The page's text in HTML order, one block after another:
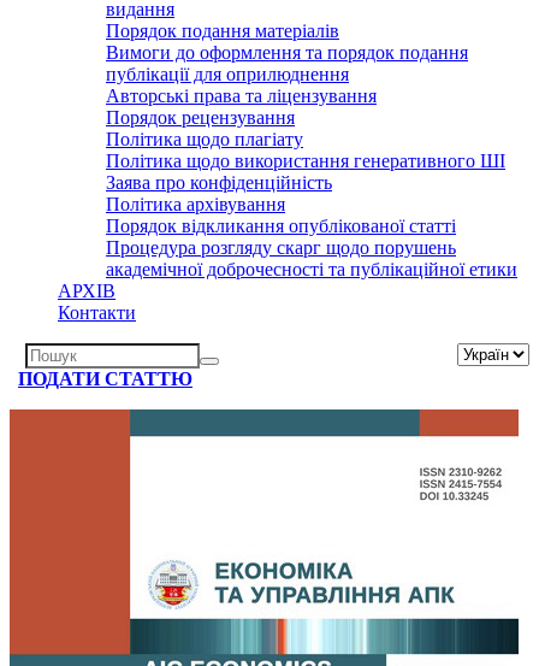
видання
Порядок подання матеріалів
Вимоги до оформлення та порядок подання
публікації для оприлюднення
Авторські права та ліцензування
Порядок рецензування
Політика щодо плагіату
Політика щодо використання генеративного ШІ
Заява про конфіденційність
Політика архівування
Порядок відкликання опублікованої статті
Процедура розгляду скарг щодо порушень
академічної доброчесності та публікаційної етики
АРХІВ
Контакти
Пошукова
форма
Пошук
ПОДАТИ СТАТТЮ